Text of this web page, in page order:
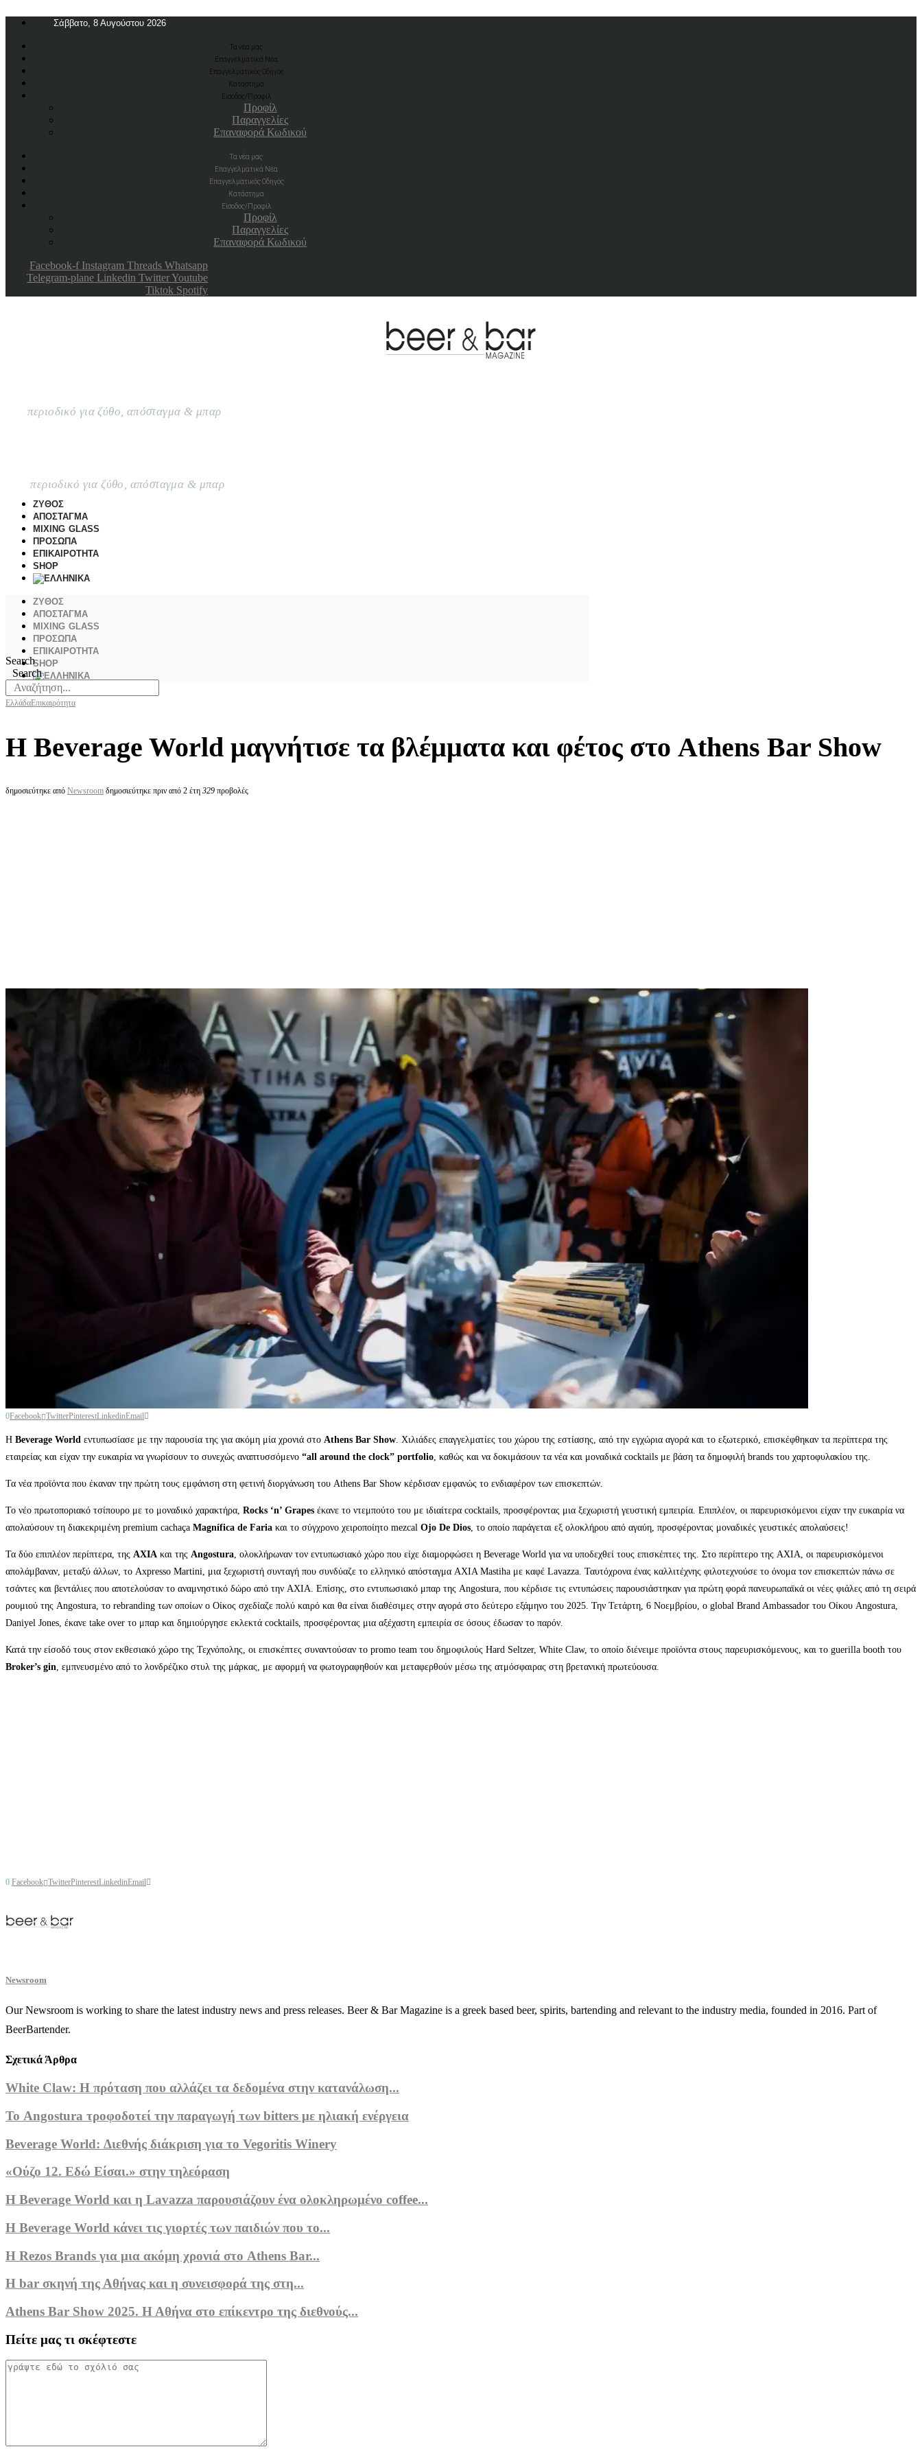
Σάββατο, 8 Αυγούστου 2026
Τα νέα μας
Επαγγελματικά Νέα
Επαγγελματικός Οδηγός
Κατάστημα
Είσοδος/Προφίλ
Προφίλ
Παραγγελίες
Επαναφορά Κωδικού
Τα νέα μας
Επαγγελματικά Νέα
Επαγγελματικός Οδηγός
Κατάστημα
Είσοδος/Προφίλ
Προφίλ
Παραγγελίες
Επαναφορά Κωδικού
Facebook-f Instagram Threads Whatsapp
Telegram-plane Linkedin TwitterYoutube
Tiktok Spotify
περιοδικό για ζύθο, απόσταγμα & μπαρ
περιοδικό για ζύθο, απόσταγμα & μπαρ
ΖΥΘΟΣ
ΑΠΟΣΤΑΓΜΑ
MIXING GLASS
ΠΡΟΣΩΠΑ
ΕΠΙΚΑΙΡΟΤΗΤΑ
SHOP
ΖΥΘΟΣ
ΑΠΟΣΤΑΓΜΑ
MIXING GLASS
ΠΡΟΣΩΠΑ
ΕΠΙΚΑΙΡΟΤΗΤΑ
SHOP
Search
Search
ΕλλάδαΕπικαιρότητα
Η Beverage World μαγνήτισε τα βλέμματα και φέτος στο Athens Bar Show
δημοσιεύτηκε από Newsroom δημοσιεύτηκε πριν από 2 έτη 329 προβολές
0Facebook TwitterPinterestLinkedinEmail
Η Beverage World εντυπωσίασε με την παρουσία της για ακόμη μία χρονιά στο Athens Bar Show. Χιλιάδες επαγγελματίες του χώρου της εστίασης, από την εγχώρια αγορά και το εξωτερικό, επισκέφθηκαν τα περίπτερα της
εταιρείας και είχαν την ευκαιρία να γνωρίσουν το συνεχώς αναπτυσσόμενο “all around the clock” portfolio, καθώς και να δοκιμάσουν τα νέα και μοναδικά cocktails με βάση τα δημοφιλή brands του χαρτοφυλακίου της.
Τα νέα προϊόντα που έκαναν την πρώτη τους εμφάνιση στη φετινή διοργάνωση του Athens Bar Show κέρδισαν εμφανώς το ενδιαφέρον των επισκεπτών.
Το νέο πρωτοποριακό τσίπουρο με το μοναδικό χαρακτήρα, Rocks ‘n’ Grapes έκανε το ντεμπούτο του με ιδιαίτερα cocktails, προσφέροντας μια ξεχωριστή γευστική εμπειρία. Επιπλέον, οι παρευρισκόμενοι είχαν την ευκαιρία να
απολαύσουν τη διακεκριμένη premium cachaça Magnífica de Faria και το σύγχρονο χειροποίητο mezcal Ojo De Dios, το οποίο παράγεται εξ ολοκλήρου από αγαύη, προσφέροντας μοναδικές γευστικές απολαύσεις!
Τα δύο επιπλέον περίπτερα, της AXIA και της Angostura, ολοκλήρωναν τον εντυπωσιακό χώρο που είχε διαμορφώσει η Beverage World για να υποδεχθεί τους επισκέπτες της. Στο περίπτερο της AXIA, οι παρευρισκόμενοι
απολάμβαναν, μεταξύ άλλων, το Axpresso Martini, μια ξεχωριστή συνταγή που συνδύαζε το ελληνικό απόσταγμα AXIA Mastiha με καφέ Lavazza. Ταυτόχρονα ένας καλλιτέχνης φιλοτεχνούσε το όνομα τον επισκεπτών πάνω σε
τσάντες και βεντάλιες που αποτελούσαν το αναμνηστικό δώρο από την AXIA. Επίσης, στο εντυπωσιακό μπαρ της Angostura, που κέρδισε τις εντυπώσεις παρουσιάστηκαν για πρώτη φορά πανευρωπαϊκά οι νέες φιάλες από τη σειρά
ρουμιού της Angostura, το rebranding των οποίων ο Οίκος σχεδίαζε πολύ καιρό και θα είναι διαθέσιμες στην αγορά στο δεύτερο εξάμηνο του 2025. Την Τετάρτη, 6 Νοεμβρίου, ο global Brand Ambassador του Οίκου Angostura,
Daniyel Jones, έκανε take over το μπαρ και δημιούργησε εκλεκτά cocktails, προσφέροντας μια αξέχαστη εμπειρία σε όσους έδωσαν το παρόν.
Κατά την είσοδό τους στον εκθεσιακό χώρο της Τεχνόπολης, οι επισκέπτες συναντούσαν το promo team του δημοφιλούς Hard Seltzer, White Claw, το οποίο διένειμε προϊόντα στους παρευρισκόμενους, και το guerilla booth του
Broker’s gin, εμπνευσμένο από το λονδρέζικο στυλ της μάρκας, με αφορμή να φωτογραφηθούν και μεταφερθούν μέσω της ατμόσφαιρας στη βρετανική πρωτεύουσα.
0 Facebook TwitterPinterestLinkedinEmail
Newsroom
Our Newsroom is working to share the latest industry news and press releases. Beer & Bar Magazine is a greek based beer, spirits, bartending and relevant to the industry media, founded in 2016. Part of
BeerBartender.
Σχετικά Άρθρα
White Claw: Η πρόταση που αλλάζει τα δεδομένα στην κατανάλωση...
Το Angostura τροφοδοτεί την παραγωγή των bitters με ηλιακή ενέργεια
Beverage World: Διεθνής διάκριση για το Vegoritis Winery
«Ούζο 12. Εδώ Είσαι.» στην τηλεόραση
Η Beverage World και η Lavazza παρουσιάζουν ένα ολοκληρωμένο coffee...
Η Beverage World κάνει τις γιορτές των παιδιών που το...
Η Rezos Brands για μια ακόμη χρονιά στο Athens Bar...
Η bar σκηνή της Αθήνας και η συνεισφορά της στη...
Athens Bar Show 2025. Η Αθήνα στο επίκεντρο της διεθνούς...
Πείτε μας τι σκέφτεστε